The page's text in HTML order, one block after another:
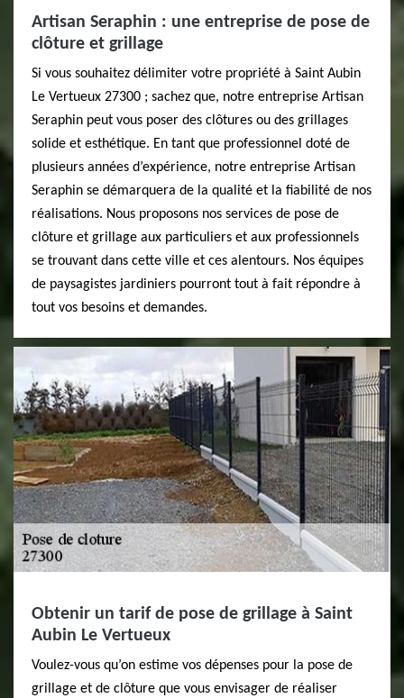
Artisan Seraphin : une entreprise de pose de
clôture et grillage
Si vous souhaitez délimiter votre propriété à Saint Aubin
Le Vertueux 27300 ; sachez que, notre entreprise Artisan
Seraphin peut vous poser des clôtures ou des grillages
solide et esthétique. En tant que professionnel doté de
plusieurs années d’expérience, notre entreprise Artisan
Seraphin se démarquera de la qualité et la fiabilité de nos
réalisations. Nous proposons nos services de pose de
clôture et grillage aux particuliers et aux professionnels
se trouvant dans cette ville et ces alentours. Nos équipes
de paysagistes jardiniers pourront tout à fait répondre à
tout vos besoins et demandes.
Obtenir un tarif de pose de grillage à Saint
Aubin Le Vertueux
Voulez-vous qu’on estime vos dépenses pour la pose de
grillage et de clôture que vous envisager de réaliser